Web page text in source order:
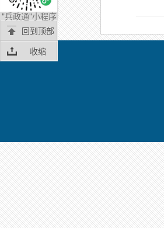
"兵政通"小程序
回到顶部
收缩